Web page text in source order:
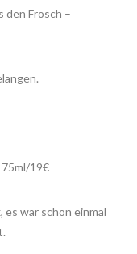
den Frosch –
75ml/19€
es war schon einmal